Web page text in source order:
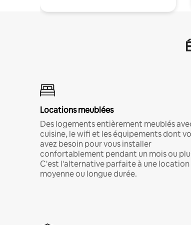
Locations meublées
Des logements entièrement meublés
cuisine, le wifi et les équipements dont
avez besoin pour vous installer
confortablement pendant un mois ou
C'est l'alternative parfaite à une location
moyenne ou longue durée.